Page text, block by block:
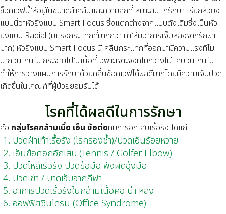
ช็อคเวฟนี้ให้อยู่ในขนาดลำคลื่นและความลึกที่เหมาะสมแก่รักษา เรียกหัวยิง
แบบนี้ว่าหัวยิงแบบ Smart Focus ซึ่งแตกต่างจากแบบดั่งเดิมซึ่งเป็นหัว
ยิงแบบ Radial (มีแรงกระแทกที่มากกว่า ทำให้มีอาการเจ็บหลังจากรักษา
มาก) หัวยิงแบบ Smart Focus นี้ คลื่นกระแทกที่ออกมามีความแรงที่ไม่
มากจนเกินไป กระจายไปในเนื้อที่เฉพาะเจาะจงที่ไม่กว้างไม่แคบจนเกินไป
ทำให้การวางแผนการรักษาด้วยคลื่นช็อคเวฟได้ผลดีมากโดยมีความเจ็บปวด
เกิดขึ้นในเกณฑ์ที่ผู้ป่วยยอมรับได้
โรคที่ได้ผลดีในการรักษา
คือ กลุ่มโรคกล้ามเนื้อ เอ็น ข้อต่อที่มีการอักเสบเรื้อรัง ได้แก่
ปวดฝ่าเท้าเรื้อรัง (โรครองช้ำ)/ปวดเอ็นร้อยหวาย
เอ็นข้อศอกอักเสบ (Tennis / Golfer Elbow)
ปวดไหล่เรื้อรัง ปวดข้อมือ พังผืดอุ้งมือ
ปวดเข่า / บาดเจ็บจากกีฬา
อาการปวดเรื้อรังในกล้ามเนื้อคอ บ่า หลัง
ออฟฟิศซินโดรม (Office Syndrome)